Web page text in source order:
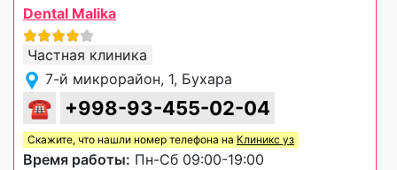
Dental Malika
Частная клиника
7-й микрорайон, 1, Бухара
☎ +998-93-455-02-04
Скажите, что нашли номер телефона на Клиникс уз
Время работы: Пн-Сб 09:00-19:00